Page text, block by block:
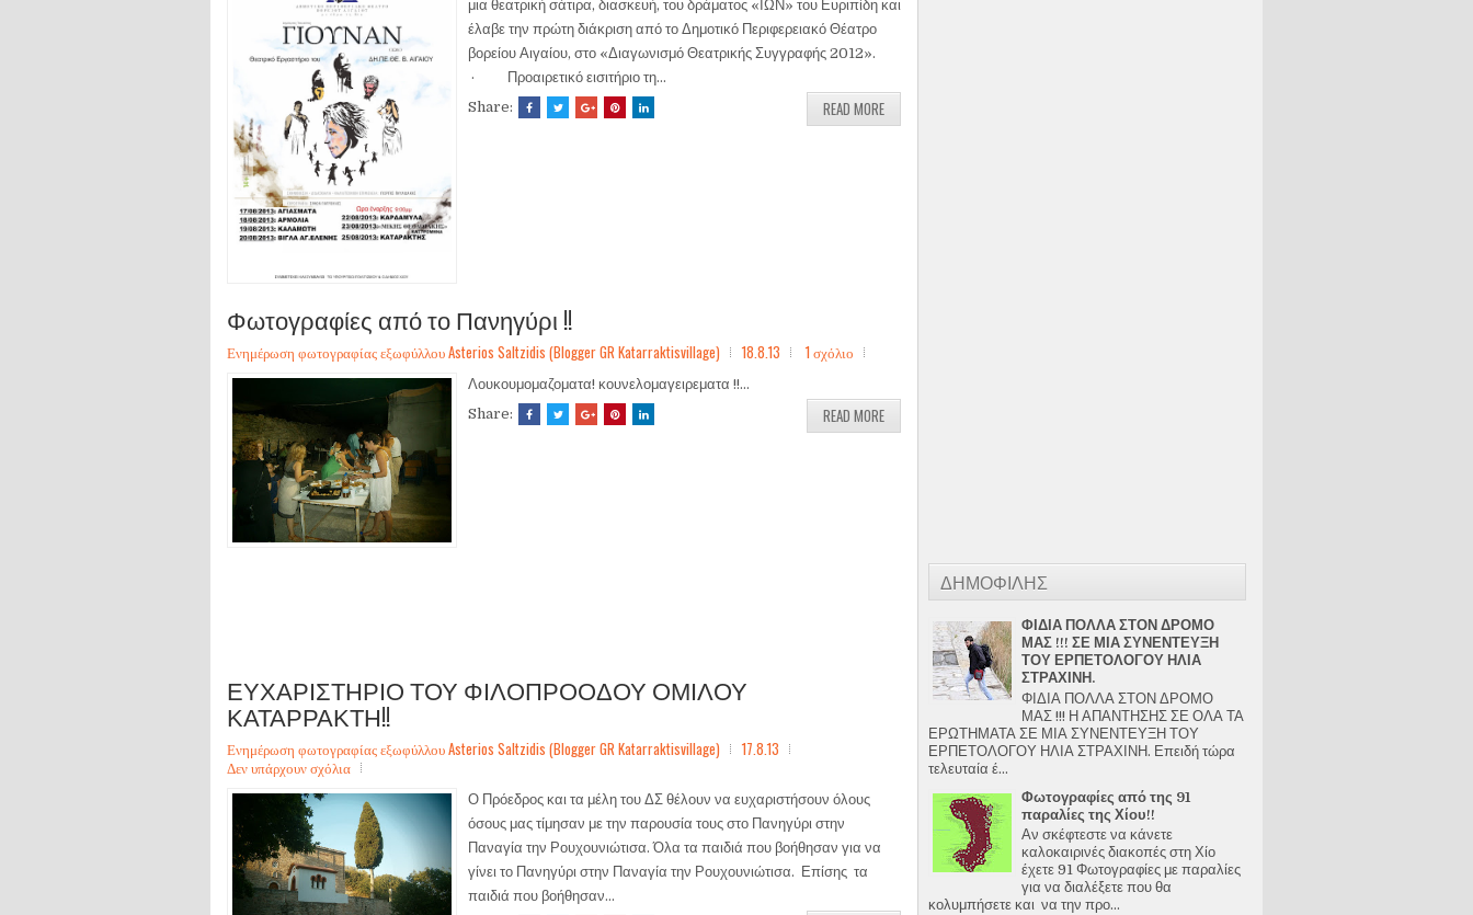
μια θεατρική σάτιρα, διασκευή, του δράματος «ΙΩΝ» του Ευριπίδη και
έλαβε την πρώτη διάκριση από το Δημοτικό Περιφερειακό Θέατρο
βορείου Αιγαίου, στο «Διαγωνισμό Θεατρικής Συγγραφής 2012».
· Προαιρετικό εισιτήριο τη...
Share:
READ MORE
Φωτογραφίες από το Πανηγύρι !!
Ενημέρωση φωτογραφίας εξωφύλλου Asterios Saltzidis (Blogger GR Katarraktisvillage) 18.8.13 1 σχόλιο
Λουκουμομαζοματα! κουνελομαγειρεματα !!...
Share:
READ MORE
ΕΥΧΑΡΙΣΤΗΡΙΟ ΤΟΥ ΦΙΛΟΠΡΟΟΔΟΥ ΟΜΙΛΟΥ
ΚΑΤΑΡΡΑΚΤΗ!!
Ενημέρωση φωτογραφίας εξωφύλλου Asterios Saltzidis (Blogger GR Katarraktisvillage)
17.8.13
Δεν υπάρχουν σχόλια
Ο Πρόεδρος και τα μέλη του ΔΣ θέλουν να ευχαριστήσουν όλους
όσους μας τίμησαν με την παρουσία τους στο Πανηγύρι στην
Παναγία την Ρουχουνιώτισα. Όλα τα παιδιά που βοήθησαν για να
γίνει το Πανηγύρι στην Παναγία την Ρουχουνιώτισα. Επίσης τα
παιδιά που βοήθησαν...
ΔΗΜΟΦΙΛΗΣ
ΦΙΔΙΑ ΠΟΛΛΑ ΣΤΟΝ ΔΡΟΜΟ
ΜΑΣ !!! ΣΕ ΜΙΑ ΣΥΝΕΝΤΕΥΞΗ
ΤΟΥ ΕΡΠΕΤΟΛΟΓΟΥ ΗΛΙΑ
ΣΤΡΑΧΙΝΗ.
ΦΙΔΙΑ ΠΟΛΛΑ ΣΤΟΝ ΔΡΟΜΟ
ΜΑΣ !!! Η ΑΠΑΝΤΗΣΗΣ ΣΕ ΟΛΑ ΤΑ
ΕΡΩΤΗΜΑΤΑ ΣΕ ΜΙΑ ΣΥΝΕΝΤΕΥΞΗ ΤΟΥ
ΕΡΠΕΤΟΛΟΓΟΥ ΗΛΙΑ ΣΤΡΑΧΙΝΗ. Επειδή τώρα
τελευταία έ...
Φωτογραφίες από της 91
παραλίες της Χίου!!
Αν σκέφτεστε να κάνετε
καλοκαιρινές διακοπές στη Χίο
έχετε 91 Φωτογραφίες με παραλίες
για να διαλέξετε που θα
κολυμπήσετε και να την προ...